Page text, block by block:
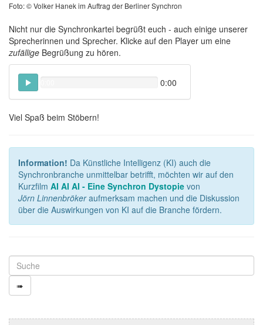
Foto: © Volker Hanek im Auftrag der Berliner Synchron
Nicht nur die Synchronkartei begrüßt euch - auch einige unserer
Sprecherinnen und Sprecher. Klicke auf den Player um eine
zufällige Begrüßung zu hören.
0:00
Viel Spaß beim Stöbern!
Information! Da Künstliche Intelligenz (KI) auch die
Synchronbranche unmittelbar betrifft, möchten wir auf den
Kurzfilm AI AI AI - Eine Synchron Dystopie von
Jörn Linnenbrökeraufmerksam machen und die Diskussion
über die Auswirkungen von KI auf die Branche fördern.
➠